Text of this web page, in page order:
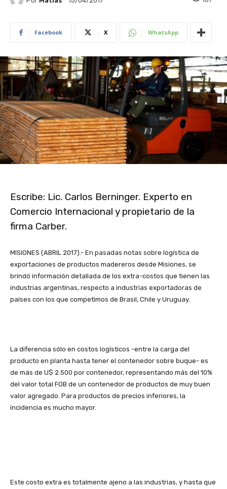
Facebook X WhatsApp
Escribe: Lic. Carlos Berninger. Experto en
Comercio Internacional y propietario de la
firma Carber.
MISIONES (ABRIL 2017).- En pasadas notas sobre logística de
exportaciones de productos madereros desde Misiones, se
brindó información detallada de los extra-costos que tienen las
industrias argentinas, respecto a industrias exportadoras de
países con los que competimos de Brasil, Chile y Uruguay.
La diferencia sólo en costos logísticos -entre la carga del
producto en planta hasta tener el contenedor sobre buque- es
de más de U$ 2.500 por contenedor, representando más del 10%
del valor total FOB de un contenedor de productos de muy buen
valor agregado. Para productos de precios inferiores, la
incidencia es mucho mayor.
Este costo extra es totalmente ajeno a las industrias, y hasta que